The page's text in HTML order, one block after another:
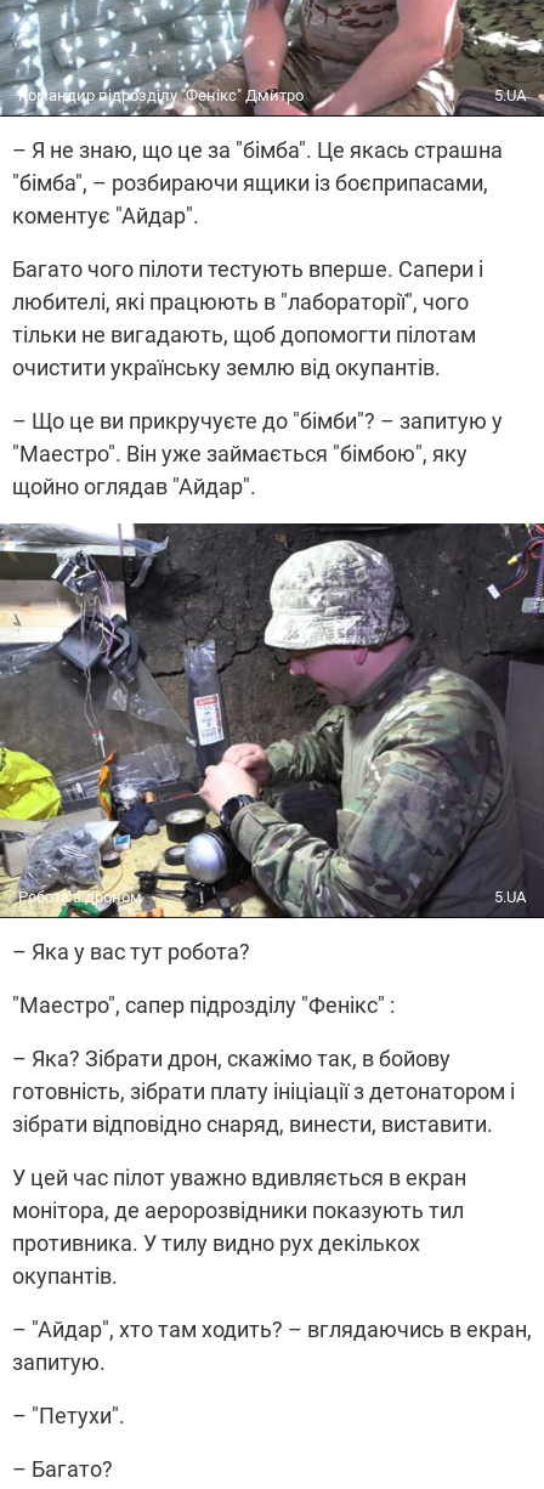
Командир підрозділу "Фенікс" Дмитро 5.UA
– Я не знаю, що це за "бімба". Це якась страшна
"бімба", – розбираючи ящики із боєприпасами,
коментує "Айдар".
Багато чого пілоти тестують вперше. Сапери і
любителі, які працюють в "лабораторії", чого
тільки не вигадають, щоб допомогти пілотам
очистити українську землю від окупантів.
– Що це ви прикручуєте до "бімби"? – запитую у
"Маестро". Він уже займається "бімбою", яку
щойно оглядав "Айдар".
Робота з дроном 5.UA
– Яка у вас тут робота?
"Маестро", сапер підрозділу "Фенікс" :
– Яка? Зібрати дрон, скажімо так, в бойову
готовність, зібрати плату ініціації з детонатором і
зібрати відповідно снаряд, винести, виставити.
У цей час пілот уважно вдивляється в екран
монітора, де аеророзвідники показують тил
противника. У тилу видно рух декількох
окупантів.
– "Айдар", хто там ходить? – вглядаючись в екран,
запитую.
– "Петухи".
– Багато?